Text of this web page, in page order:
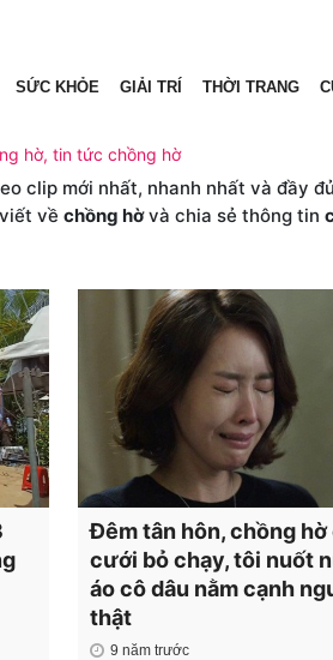
SỨC KHỎE GIẢI TRÍ THỜI TRANG
hờ, tin tức chồng hờ
clip mới nhất, nhanh nhất và đầy
về chồng hờvà chia sẻ thông tin
Đêm tân hôn, chồng
cưới bỏ chạy, tôi nuốt
áo cô dâu nằm cạnh
thật
9 năm trước